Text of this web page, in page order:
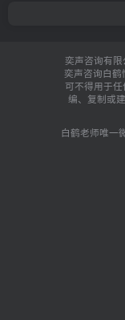
奕声咨询有
奕声咨询白鹤
可不得用于
编、复制或
白鹤老师唯一